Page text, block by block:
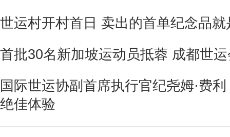
世运村开村首日 卖出的首单纪念品就
首批30名新加坡运动员抵蓉 成都世
国际世运协副首席执行官纪尧姆·费
绝佳体验